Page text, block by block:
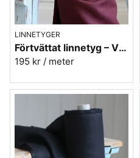
LINNETYGER
Förtvättat linnetyg – Vinröd (230 g/m²)
195 kr / meter